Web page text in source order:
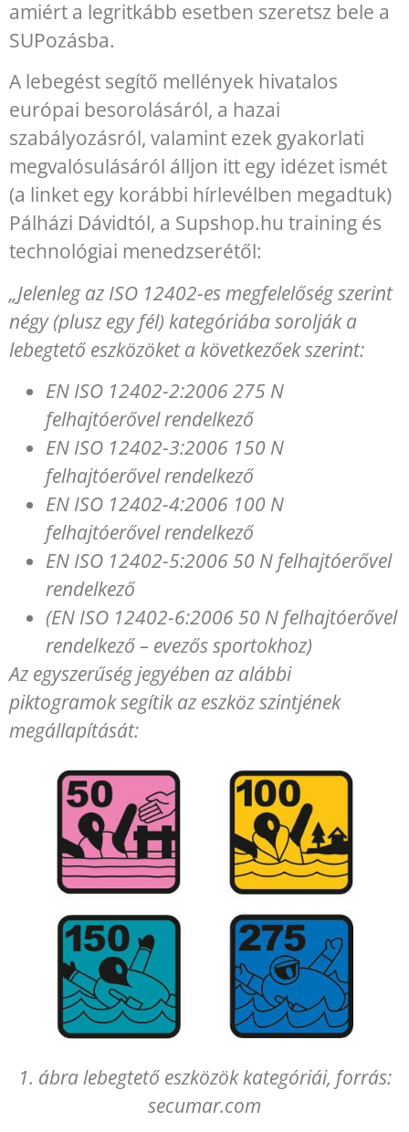
amiért a legritkább esetben szeretsz bele a
SUPozásba.
A lebegést segítő mellények hivatalos
európai besorolásáról, a hazai
szabályozásról, valamint ezek gyakorlati
megvalósulásáról álljon itt egy idézet ismét
(a linket egy korábbi hírlevélben megadtuk)
Pálházi Dávidtól, a Supshop.hu training és
technológiai menedzserétől:
„Jelenleg az ISO 12402-es megfelelőség szerint
négy (plusz egy fél) kategóriába sorolják a
lebegtető eszközöket a következőek szerint:
EN ISO 12402-2:2006 275 N
felhajtóerővel rendelkező
EN ISO 12402-3:2006 150 N
felhajtóerővel rendelkező
EN ISO 12402-4:2006 100 N
felhajtóerővel rendelkező
EN ISO 12402-5:2006 50 N felhajtóerővel
rendelkező
(EN ISO 12402-6:2006 50 N felhajtóerővel
rendelkező – evezős sportokhoz)
Az egyszerűség jegyében az alábbi
piktogramok segítik az eszköz szintjének
megállapítását:
1. ábra lebegtető eszközök kategóriái, forrás:
secumar.com